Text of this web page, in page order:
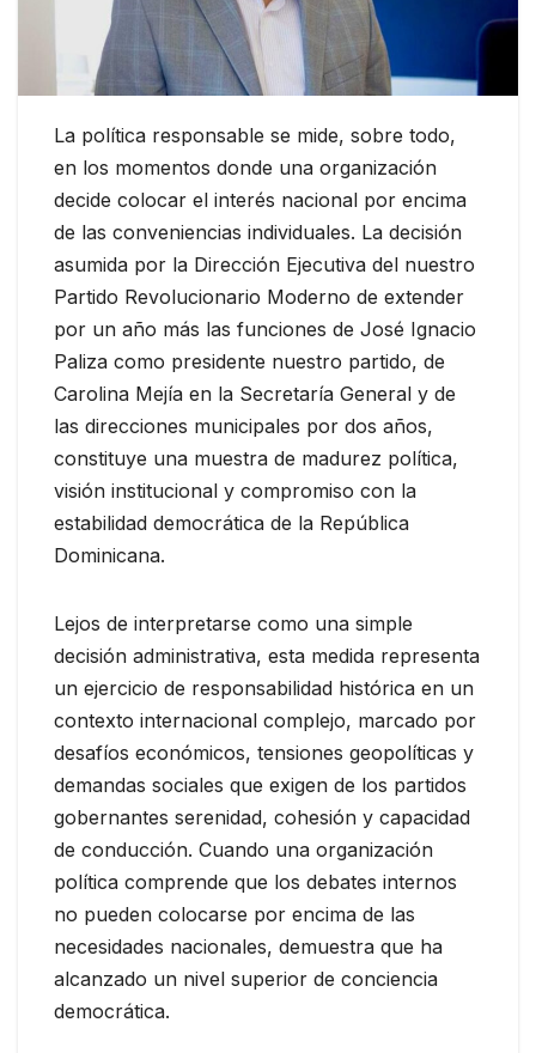
La política responsable se mide, sobre todo,
en los momentos donde una organización
decide colocar el interés nacional por encima
de las conveniencias individuales. La decisión
asumida por la Dirección Ejecutiva del nuestro
Partido Revolucionario Moderno de extender
por un año más las funciones de José Ignacio
Paliza como presidente nuestro partido, de
Carolina Mejía en la Secretaría General y de
las direcciones municipales por dos años,
constituye una muestra de madurez política,
visión institucional y compromiso con la
estabilidad democrática de la República
Dominicana.
Lejos de interpretarse como una simple
decisión administrativa, esta medida representa
un ejercicio de responsabilidad histórica en un
contexto internacional complejo, marcado por
desafíos económicos, tensiones geopolíticas y
demandas sociales que exigen de los partidos
gobernantes serenidad, cohesión y capacidad
de conducción. Cuando una organización
política comprende que los debates internos
no pueden colocarse por encima de las
necesidades nacionales, demuestra que ha
alcanzado un nivel superior de conciencia
democrática.